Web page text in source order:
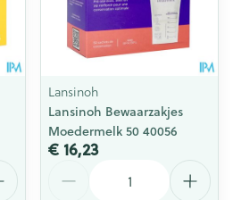
Lansinoh
Lansinoh Bewaarzakjes
Moedermelk 50 40056
€ 16,23